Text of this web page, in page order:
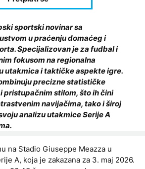
sportski novinar sa
u praćenju domaćeg i
Specijalizovan je za fudbal i
fokusom na regionalna
utakmica i taktičke aspekte igre.
precizne statističke
pristupačnim stilom, što ih čini
navijačima, tako i široj
analizu utakmice Serije A
na Stadio Giuseppe Meazza u
A, koja je zakazana za 3. maj 2026.